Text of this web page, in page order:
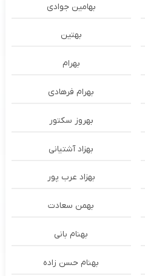
بهامین جوادی
بهتین
بهرام
بهرام فرهادی
بهروز سکتور
بهزاد آشتیانی
بهزاد عرب پور
بهمن سعادت
بهنام بانی
بهنام حسن زاده